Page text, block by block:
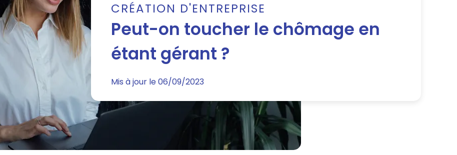
CRÉATION D'ENTREPRISE
Peut-on toucher le chômage en
étant gérant ?
Mis à jour le 06/09/2023